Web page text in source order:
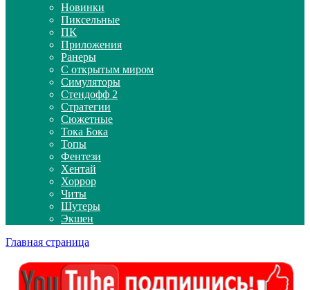
Новинки
Пиксельные
ПК
Приложения
Ранеры
С открытым миром
Симуляторы
Стендофф 2
Стратегии
Сюжетные
Тока Бока
Топы
Фентези
Хентай
Хоррор
Читы
Шутеры
Экшен
Главная страница